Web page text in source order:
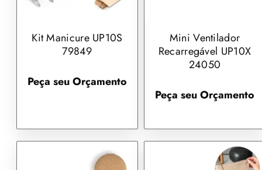
Kit Manicure UP10S
79849
Peça seu Orçamento
Mini Ventilador
Recarregável UP10X
24050
Peça seu Orçamento